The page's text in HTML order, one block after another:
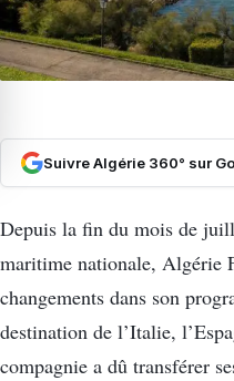
Suivre Algérie 360° sur
Depuis la fin du mois de
maritime nationale, Algérie
changements dans son
destination de l’Italie,
compagnie a dû transférer